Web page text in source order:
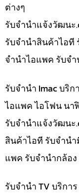
ต่างๆ
รับจํานําแจ้งวัฒนะ
รับจำนำสินค้าไอที
จำนำไอแพค รับจ
รับจำนำ Imac บริ
ไอแพค ไอโฟน นา
รับจํานําแจ้งวัฒนะ
สินค้าไอที รับจำน
แพค รับจำนำกล้อง
รับจำนำ TV บริกา